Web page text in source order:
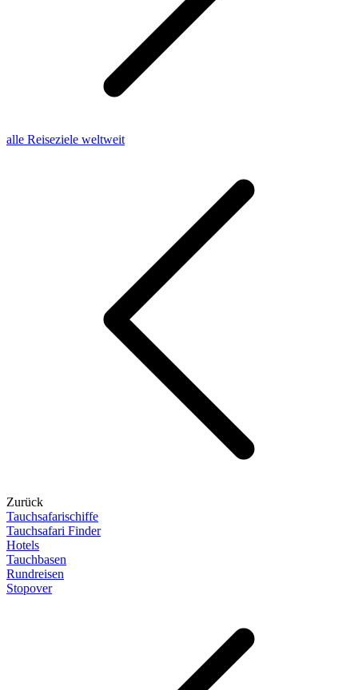
alle Reiseziele weltweit
Zurück
Tauchsafarischiffe
Tauchsafari Finder
Hotels
Tauchbasen
Rundreisen
Stopover